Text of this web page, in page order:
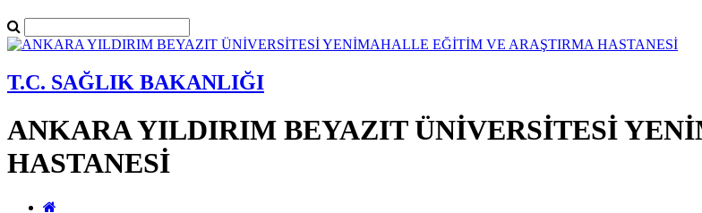
T.C. SAĞLIK BAKANLIĞI
ANKARA YILDIRIM BEYAZIT ÜNİVERSİTESİ
HASTANESİ